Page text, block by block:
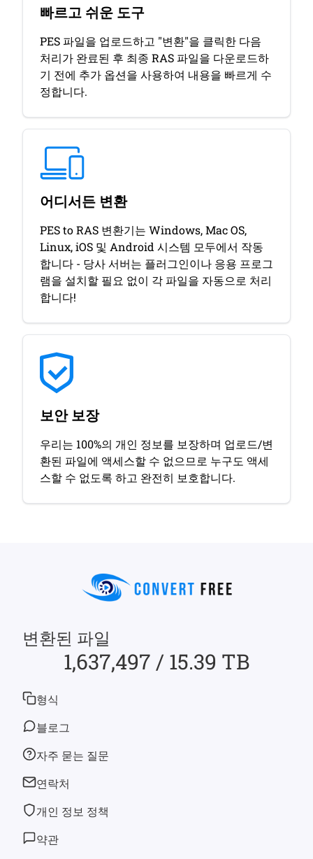
빠르고 쉬운 도구
PES 파일을 업로드하고 "변환"을 클릭한 다음
처리가 완료된 후 최종 RAS 파일을 다운로드하
기 전에 추가 옵션을 사용하여 내용을 빠르게 수
정합니다.
어디서든 변환
PES to RAS 변환기는 Windows, Mac OS,
Linux, iOS 및 Android 시스템 모두에서 작동
합니다 - 당사 서버는 플러그인이나 응용 프로그
램을 설치할 필요 없이 각 파일을 자동으로 처리
합니다!
보안 보장
우리는 100%의 개인 정보를 보장하며 업로드/변
환된 파일에 액세스할 수 없으므로 누구도 액세
스할 수 없도록 하고 완전히 보호합니다.
변환된 파일
1,637,497 / 15.39 TB
형식
블로그
자주 묻는 질문
연락처
개인 정보 정책
약관